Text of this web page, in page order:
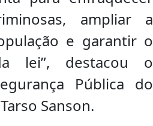
ampliar a
e garantir o
lei”, destacou o
Pública do
Sanson.